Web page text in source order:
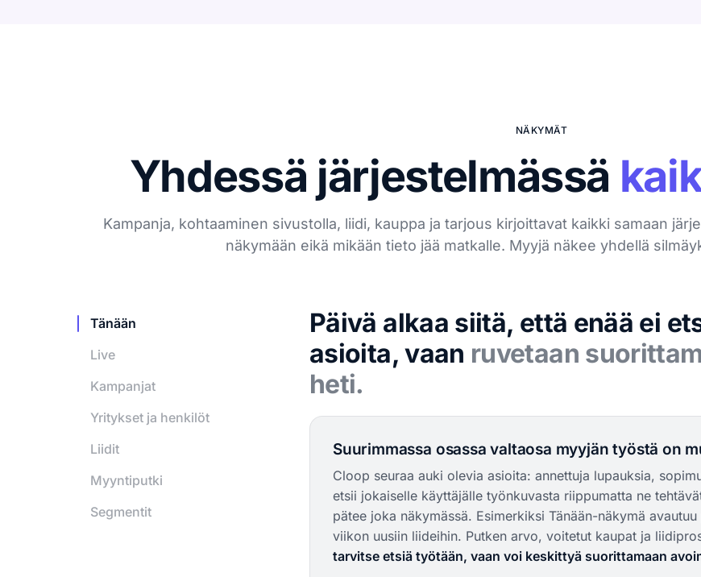
NÄKYMÄT
Yhdessä järjestelmässä
Kampanja, kohtaaminen sivustolla, liidi, kauppa ja tarjous kirjoittavat kaikki samaan
näkymään eikä mikään tieto jää matkalle. Myyjä näkee yhdellä
Tänään
Live
Kampanjat
Yritykset ja henkilöt
Liidit
Myyntiputki
Segmentit
Päivä alkaa siitä, että enää ei
asioita, vaan ruvetaan
heti.
Suurimmassa osassa valtaosa myyjän työstä on
Cloop seuraa auki olevia asioita: annettuja lupauksia,
etsii jokaiselle käyttäjälle työnkuvasta riippumatta ne
pätee joka näkymässä. Esimerkiksi Tänään-näkymä
viikon uusiin liideihin. Putken arvo, voitetut kaupat ja
tarvitse etsiä työtään, vaan voi keskittyä suorittamaan